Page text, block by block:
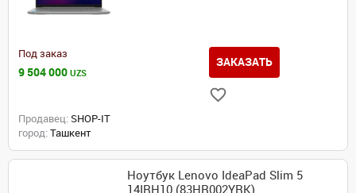
Под заказ
9 504 000 UZS
ЗАКАЗАТЬ
Продавец: SHOP-IT
город: Ташкент
Ноутбук Lenovo IdeaPad Slim 5
14IRH10 (83HR002YRK)